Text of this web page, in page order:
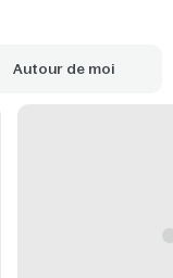
vous pourrez
souffle.
Autour de moi